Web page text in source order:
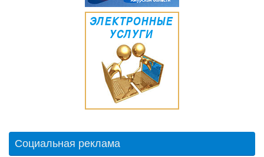
Социальная реклама